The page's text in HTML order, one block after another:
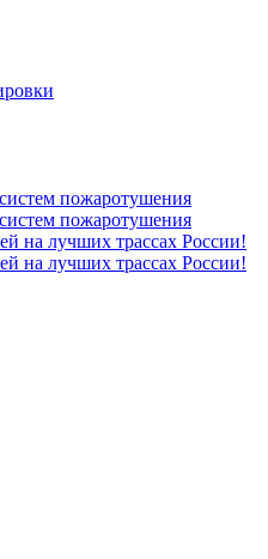
пожаротушения
пожаротушения
на лучших трассах России!
на лучших трассах России!